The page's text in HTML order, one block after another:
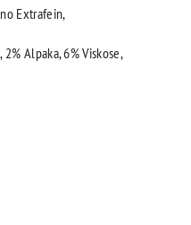
Extrafein,
Alpaka, 6% Viskose,